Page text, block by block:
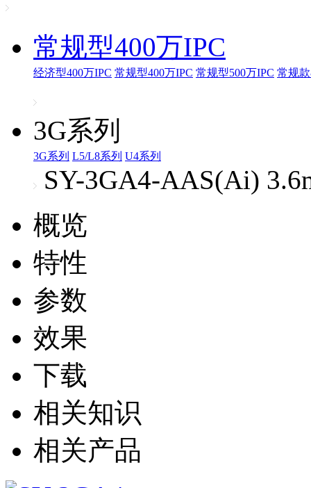
常规型400万IPC
经济型400万IPC 常规型400万IPC 常规型500万IPC 常规
3G系列
3G系列 L5/L8系列 U4系列
SY-3GA4-AAS(Ai)
概览
特性
参数
效果
下载
相关知识
相关产品